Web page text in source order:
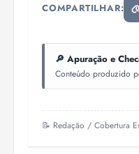
COMPARTILHAR:
🔎 Apuração e
Conteúdo produzido
📝 Redação / Cobertura